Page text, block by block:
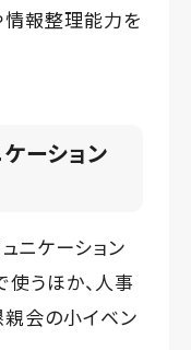
情報整理能力を
ーション
ニケーション
使うほか、人事
親会の小イベン